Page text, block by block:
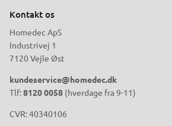
Kontakt os
Homedec ApS
Industrivej 1
7120 Vejle Øst
kundeservice@homedec.dk
Tlf:8120 0058 (hverdage fra 9-11)
CVR: 40340106